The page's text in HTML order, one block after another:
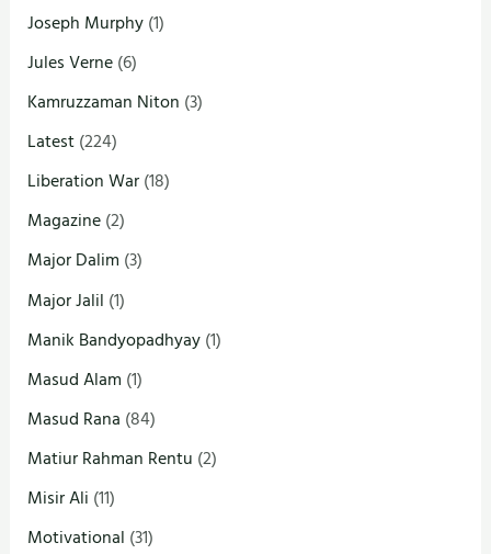
Joseph Murphy(1)
Jules Verne(6)
Kamruzzaman Niton (3)
Latest(224)
Liberation War(18)
Magazine(2)
Major Dalim (3)
Major Jalil (1)
Manik Bandyopadhyay(1)
Masud Alam (1)
Masud Rana (84)
Matiur Rahman Rentu (2)
Misir Ali (11)
Motivational (31)